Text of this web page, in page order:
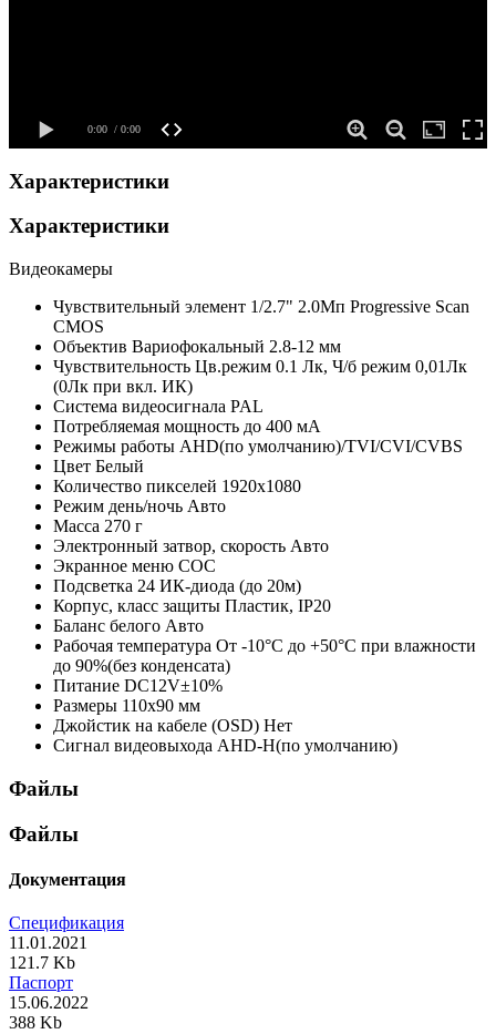
Характеристики
Характеристики
Видеокамеры
Чувствительный элемент 1/2.7" 2.0Мп Progressive Scan
CMOS
Объектив Вариофокальный 2.8-12 мм
Чувствительность Цв.режим 0.1 Лк, Ч/б режим 0,01Лк
(0Лк при вкл. ИК)
Система видеосигнала PAL
Потребляемая мощность до 400 мА
Режимы работы AHD(по умолчанию)/TVI/CVI/CVBS
Цвет Белый
Количество пикселей 1920x1080
Режим день/ночь Авто
Масса 270 г
Электронный затвор, скорость Авто
Экранное меню СОС
Подсветка 24 ИК-диода (до 20м)
Корпус, класс защиты Пластик, IP20
Баланс белого Авто
Рабочая температура От -10°С до +50°С при влажности
до 90%(без конденсата)
Питание DC12V±10%
Размеры 110x90 мм
Джойстик на кабеле (OSD) Нет
Сигнал видеовыхода AHD-H(по умолчанию)
Файлы
Файлы
Документация
Спецификация
11.01.2021
121.7 Kb
Паспорт
15.06.2022
388 Kb